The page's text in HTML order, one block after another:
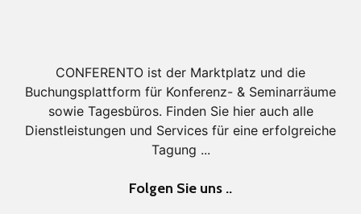
CONFERENTO ist der Marktplatz und die
Buchungsplattform für Konferenz- & Seminarräume
sowie Tagesbüros. Finden Sie hier auch alle
Dienstleistungen und Services für eine erfolgreiche
Tagung ...
Folgen Sie uns ..